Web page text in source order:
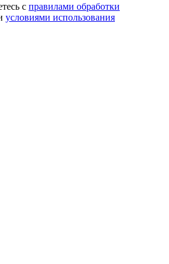
с правилами обработки
условиями использования